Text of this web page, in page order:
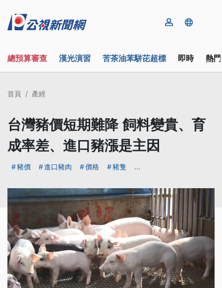
總預算審查 漢光演習 苦茶油苯駢芘超標 即時 熱
首頁 產經
台灣豬價短期難降 飼料變貴、育
成率差、進口豬漲是主因
豬價 進口豬肉 價格 豬隻 ...